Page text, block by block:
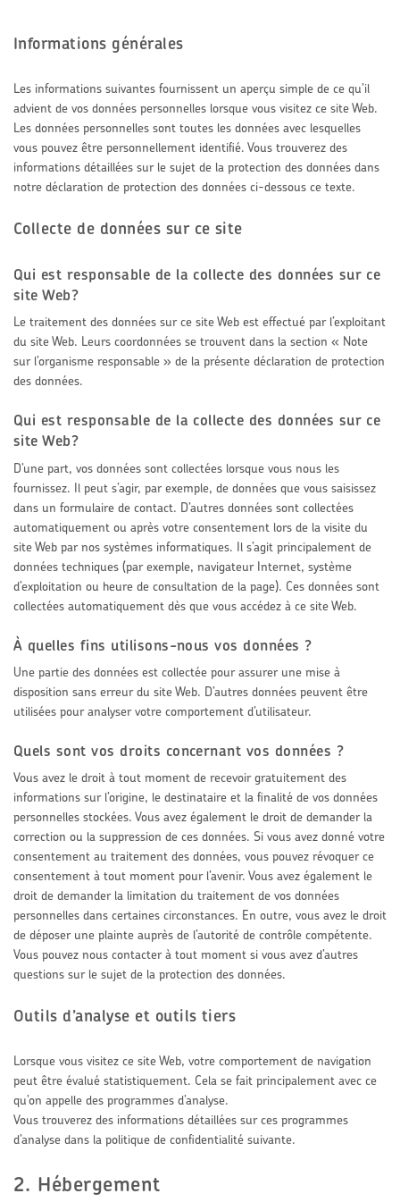
Informations générales
Les informations suivantes fournissent un aperçu simple de ce qu’il
advient de vos données personnelles lorsque vous visitez ce site Web.
Les données personnelles sont toutes les données avec lesquelles
vous pouvez être personnellement identifié. Vous trouverez des
informations détaillées sur le sujet de la protection des données dans
notre déclaration de protection des données ci-dessous ce texte.
Collecte de données sur ce site
Qui est responsable de la collecte des données sur ce
site Web?
Le traitement des données sur ce site Web est effectué par l’exploitant
du site Web. Leurs coordonnées se trouvent dans la section « Note
sur l’organisme responsable » de la présente déclaration de protection
des données.
Qui est responsable de la collecte des données sur ce
site Web?
D’une part, vos données sont collectées lorsque vous nous les
fournissez. Il peut s’agir, par exemple, de données que vous saisissez
dans un formulaire de contact. D’autres données sont collectées
automatiquement ou après votre consentement lors de la visite du
site Web par nos systèmes informatiques. Il s’agit principalement de
données techniques (par exemple, navigateur Internet, système
d’exploitation ou heure de consultation de la page). Ces données sont
collectées automatiquement dès que vous accédez à ce site Web.
À quelles fins utilisons-nous vos données ?
Une partie des données est collectée pour assurer une mise à
disposition sans erreur du site Web. D’autres données peuvent être
utilisées pour analyser votre comportement d’utilisateur.
Quels sont vos droits concernant vos données ?
Vous avez le droit à tout moment de recevoir gratuitement des
informations sur l’origine, le destinataire et la finalité de vos données
personnelles stockées. Vous avez également le droit de demander la
correction ou la suppression de ces données. Si vous avez donné votre
consentement au traitement des données, vous pouvez révoquer ce
consentement à tout moment pour l’avenir. Vous avez également le
droit de demander la limitation du traitement de vos données
personnelles dans certaines circonstances. En outre, vous avez le droit
de déposer une plainte auprès de l’autorité de contrôle compétente.
Vous pouvez nous contacter à tout moment si vous avez d’autres
questions sur le sujet de la protection des données.
Outils d’analyse et outils tiers
Lorsque vous visitez ce site Web, votre comportement de navigation
peut être évalué statistiquement. Cela se fait principalement avec ce
qu’on appelle des programmes d’analyse.
Vous trouverez des informations détaillées sur ces programmes
d’analyse dans la politique de confidentialité suivante.
2. Hébergement